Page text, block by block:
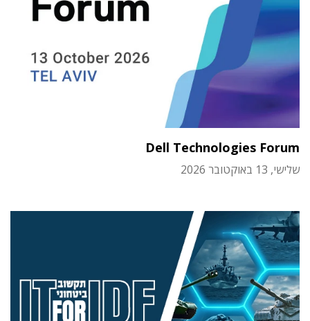
Dell Technologies Forum
שלישי, 13 באוקטובר 2026